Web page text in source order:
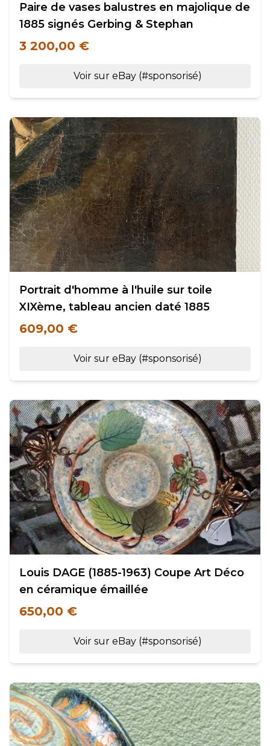
Paire de vases balustres en majolique de
1885 signés Gerbing & Stephan
3 200,00 €
Voir sur eBay (#sponsorisé)
Portrait d'homme à l'huile sur toile
XIXème, tableau ancien daté 1885
609,00 €
Voir sur eBay (#sponsorisé)
Louis DAGE (1885-1963) Coupe Art Déco
en céramique émaillée
650,00 €
Voir sur eBay (#sponsorisé)